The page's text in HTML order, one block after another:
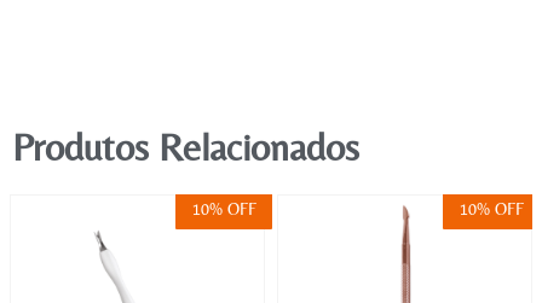
Produtos Relacionados
10% OFF 10% OFF